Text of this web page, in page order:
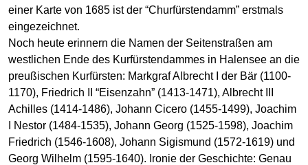
einer Karte von 1685 ist der “Churfürstendamm” erstmals
eingezeichnet.
Noch heute erinnern die Namen der Seitenstraßen am
westlichen Ende des Kurfürstendammes in Halensee an die
preußischen Kurfürsten: Markgraf Albrecht I der Bär (1100-
1170), Friedrich II “Eisenzahn” (1413-1471), Albrecht III
Achilles (1414-1486), Johann Cicero (1455-1499), Joachim
I Nestor (1484-1535), Johann Georg (1525-1598), Joachim
Friedrich (1546-1608), Johann Sigismund (1572-1619) und
Georg Wilhelm (1595-1640). Ironie der Geschichte: Genau